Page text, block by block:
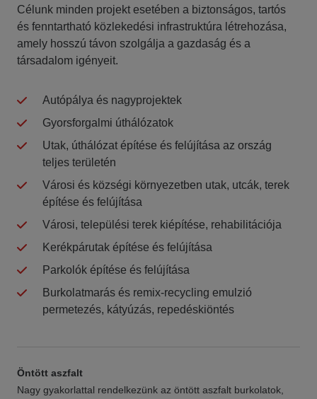
Célunk minden projekt esetében a biztonságos, tartós
és fenntartható közlekedési infrastruktúra létrehozása,
amely hosszú távon szolgálja a gazdaság és a
társadalom igényeit.
Autópálya és nagyprojektek​
Gyorsforgalmi úthálózatok​
Utak, úthálózat építése és felújítása az ország
teljes területén​
Városi és községi környezetben utak, utcák, terek
építése és felújítása ​
Városi, települési terek kiépítése, rehabilitációja ​
Kerékpárutak építése és felújítása ​
Parkolók építése és felújítása ​
Burkolatmarás és remix-recycling​ emulzió
permetezés, kátyúzás, repedéskiöntés
Öntött aszfalt
Nagy gyakorlattal rendelkezünk az öntött aszfalt burkolatok,